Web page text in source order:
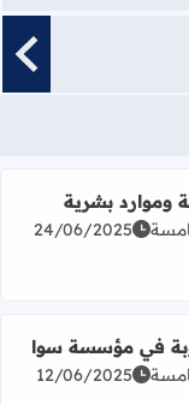
وموارد بشرية
وموارد بشرية
24/06/2025
في مؤسسة سوا
في مؤسسة سوا
12/06/2025